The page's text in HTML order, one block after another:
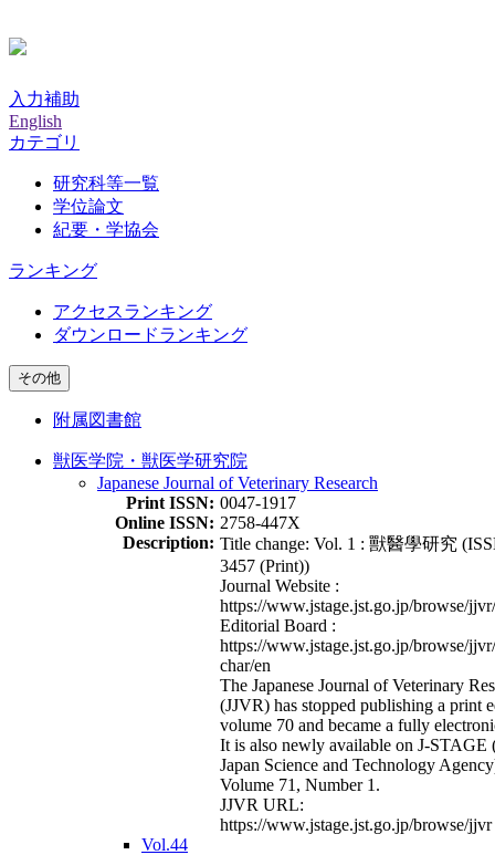
入力補助
English
カテゴリ
研究科等一覧
学位論文
紀要・学協会
ランキング
アクセスランキング
ダウンロードランキング
その他
附属図書館
獣医学院・獣医学研究院
Japanese Journal of Veterinary Research
Print ISSN: 0047-1917
Online ISSN: 2758-447X
Description: Title change: Vol. 1 : 獸醫學研究
3457 (Print))
Journal Website :
https://www.jstage.jst.go.jp/browse/
Editorial Board :
https://www.jstage.jst.go.jp/browse/
char/en
The Japanese Journal of Veterinary
(JJVR) has stopped publishing a print
volume 70 and became a fully
It is also newly available on J-STAGE
Japan Science and Technology
Volume 71, Number 1.
JJVR URL:
https://www.jstage.jst.go.jp/browse/jjvr
Vol.44